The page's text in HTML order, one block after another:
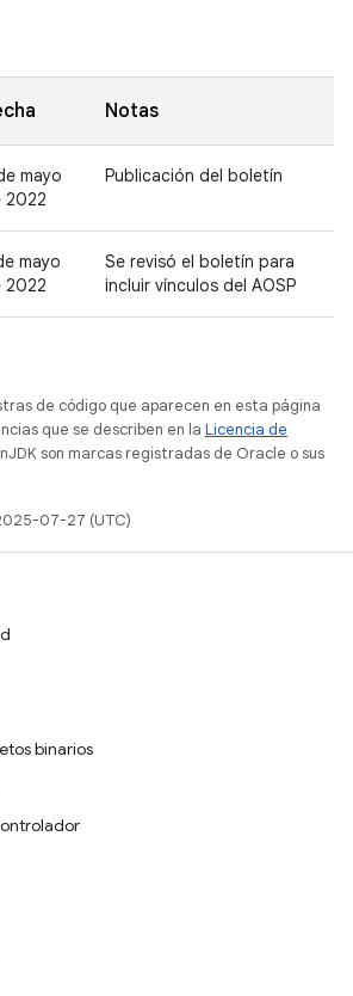
Notas
mayo
2022
Publicación del boletín
mayo
2022
Se revisó el boletín para
incluir vínculos del AOSP
de código que aparecen en esta página
que se describen en la Licencia de
son marcas registradas de Oracle o sus
07-27 (UTC)
binarios